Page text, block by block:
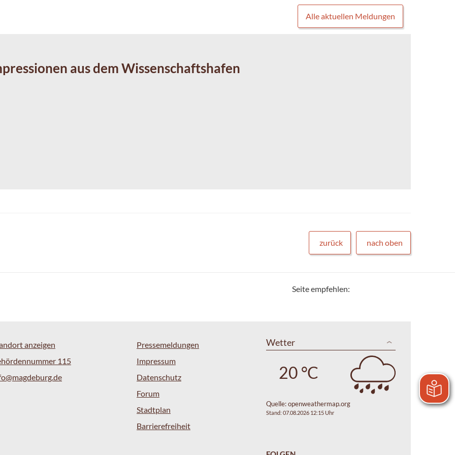
Alle aktuellen Meldungen
aus dem Wissenschaftshafen
zurück nach oben
Seite empfehlen:
anzeigen
115
Pressemeldungen
Impressum
Datenschutz
Forum
Stadtplan
Barrierefreiheit
Wetter
20 °C
Quelle:openweathermap.org
Stand: 07.08.2026 12:15 Uhr